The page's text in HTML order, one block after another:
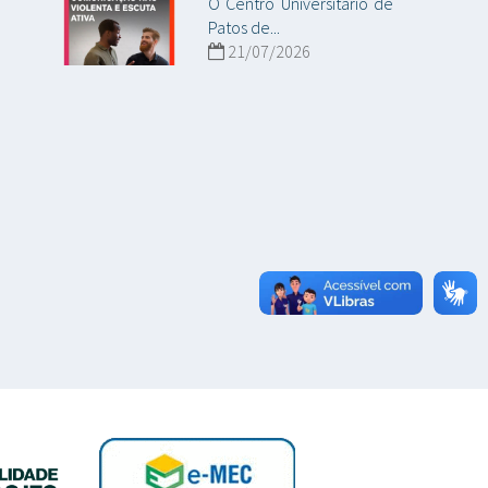
Patos de...
21/07/2026